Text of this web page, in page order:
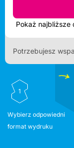
Potrzebujesz
1
Wybierz odpowiedni
format wydruku